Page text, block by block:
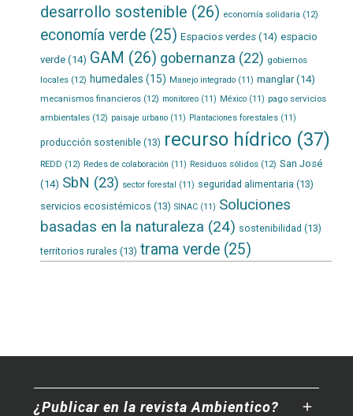
desarrollo sostenible (26) economía solidaria (12)
economía verde(25) Espacios verdes(14) espacio
verde(14) GAM (26) gobernanza (22) gobiernos
locales(12) humedales (15) Manejo integrado(11) manglar(14)
mecanismos financieros(12) monitoreo(11) México(11) pago servicios
ambientales(12) paisaje urbano(11) Plantaciones forestales(11)
producción sostenible(13) recurso hídrico(37)
REDD (12) Redes de colaboración (11) Residuos sólidos(12) San José
(14) SbN (23) sector forestal (11) seguridad alimentaria (13)
servicios ecosistémicos (13) SINAC(11) Soluciones
basadas en la naturaleza (24) sostenibilidad (13)
territorios rurales (13) trama verde(25)
¿Publicar en la revista Ambientico?